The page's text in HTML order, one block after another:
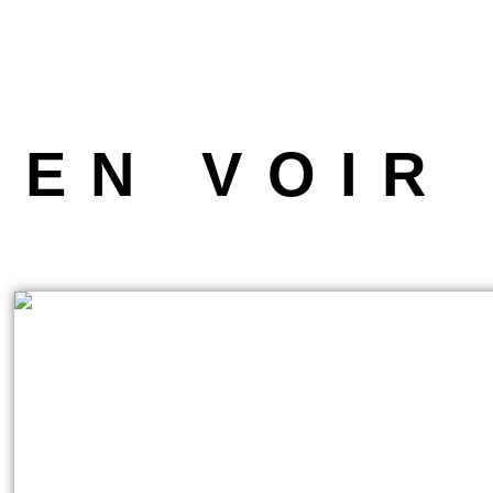
EN VOIR